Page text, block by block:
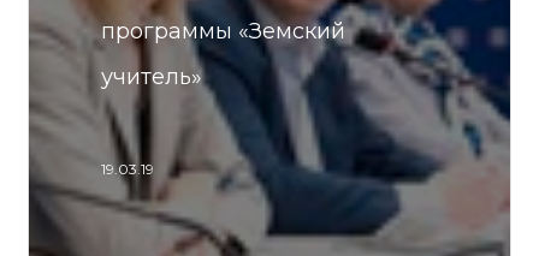
программы «Земский
учитель»
19.03.19